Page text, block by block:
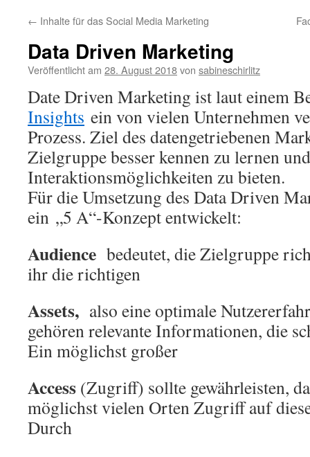
← Inhalte für das Social Media Marketing
Data Driven Marketing
Veröffentlicht am 28. August 2018von sabineschirlitz
Date Driven Marketing ist laut einem
Insights ein von vielen Unternehmen
Prozess. Ziel des datengetriebenen
Zielgruppe besser kennen zu lernen
Interaktionsmöglichkeiten zu bieten.
Für die Umsetzung des Data Driven
ein „5 A“-Konzept entwickelt:
Audience bedeutet, die Zielgruppe
ihr die richtigen
Assets, also eine optimale
gehören relevante Informationen, die
Ein möglichst großer
Access (Zugriff) sollte gewährleisten,
möglichst vielen Orten Zugriff auf
Durch